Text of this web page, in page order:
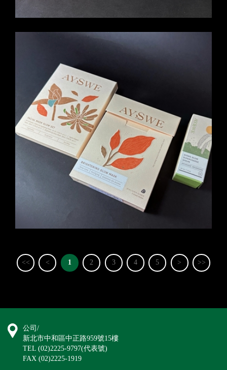
<< < 1 2 3 4 5 > >>
公司/
新北市中和區中正路959號15樓
TEL (02)2225-9797(代表號)
FAX (02)2225-1919